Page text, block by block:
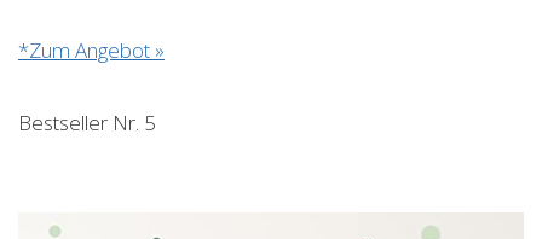
*Zum Angebot »
Bestseller Nr. 5